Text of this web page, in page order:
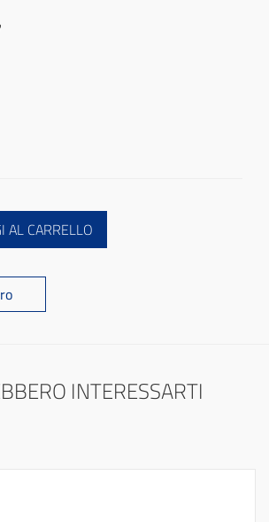
AL CARRELLO
INTERESSARTI